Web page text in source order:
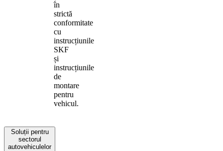
în
strictă
conformitate
cu
instrucțiunile
SKF
și
instrucțiunile
de
montare
pentru
vehicul.
Soluții pentru
sectorul
autovehiculelor